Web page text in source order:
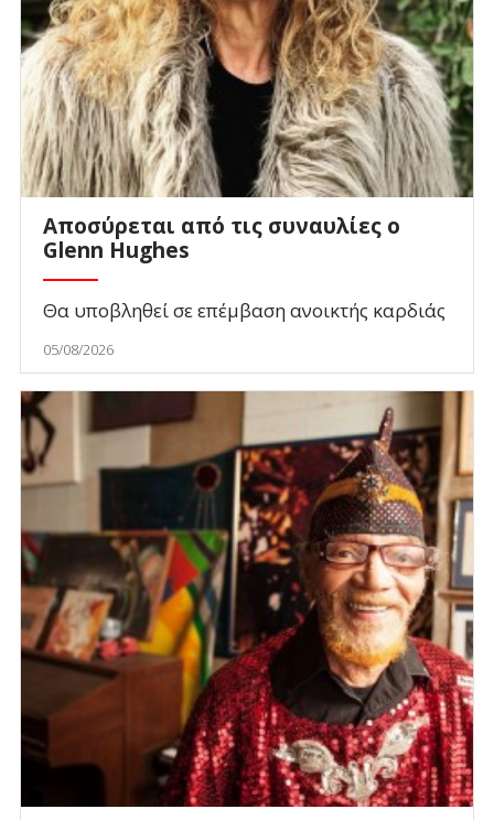
Αποσύρεται από τις συναυλίες ο
Glenn Hughes
Θα υποβληθεί σε επέμβαση ανοικτής καρδιάς
05/08/2026